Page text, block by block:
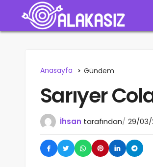
Anasayfa Gündem
Sarıyer
İhsan tarafından 29/03/